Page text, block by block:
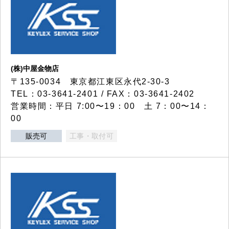
(株)中屋金物店
〒135-0034 東京都江東区永代2-30-3
TEL：03-3641-2401 / FAX：03-3641-2402
営業時間：平日 7:00〜19：00 土 7：00〜14：
00
販売可 工事・取付可